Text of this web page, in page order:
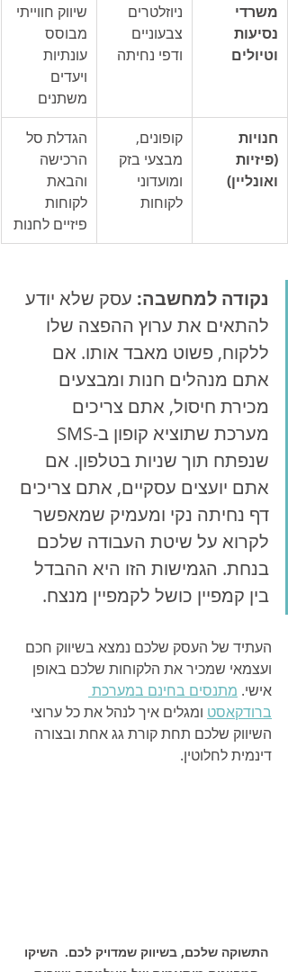
משרדי
נסיעות
וטיולים
ניוזלטרים
צבעוניים
ודפי נחיתה
שיווק חווייתי
מבוסס
עונתיות
ויעדים
משתנים
חנויות
(פיזיות
ואונליין)
קופונים,
מבצעי בזק
ומועדוני
לקוחות
הגדלת סל
הרכישה
והבאת
לקוחות
פיזיים לחנות
נקודה למחשבה: עסק שלא יודע
להתאים את ערוץ ההפצה שלו
ללקוח, פשוט מאבד אותו. אם
אתם מנהלים חנות ומבצעים
מכירת חיסול, אתם צריכים
שנפתח תוך שניות בטלפון. אם
אתם יועצים עסקיים, אתם צריכים
דף נחיתה נקי ומעמיק שמאפשר
לקרוא על שיטת העבודה שלכם
בנחת. הגמישות הזו היא ההבדל
בין קמפיין כושל לקמפיין מנצח.
העתיד של העסק שלכם נמצא בשיווק חכם
ועצמאי שמכיר את הלקוחות שלכם באופן
אישי. מתנסים בחינם במערכת
ברודקאסט ומגלים איך לנהל את כל ערוצי
השיווק שלכם תחת קורת גג אחת ובצורה
דינמית לחלוטין.
התשוקה שלכם, בשיווק שמדויק לכם.  השיקו